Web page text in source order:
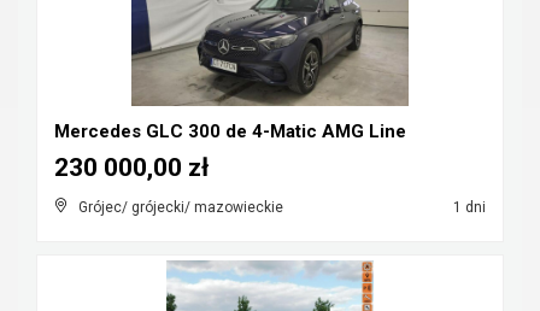
Mercedes GLC 300 de 4-Matic AMG Line
Grójec/ grójecki/ mazowieckie 1 dni
230 000,00 zł